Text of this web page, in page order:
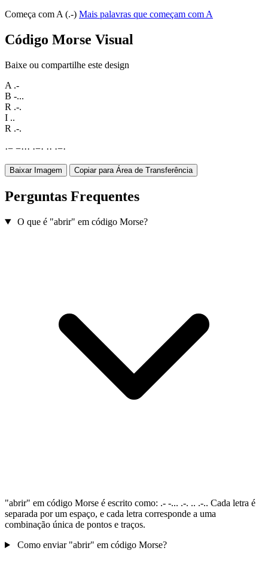
Começa com A (.-) Mais palavras que começam com A
Código Morse Visual
Baixe ou compartilhe este design
A .-
B -...
R .-.
I ..
R .-.
·− −··· ·−· ·· ·−·
Baixar Imagem Copiar para Área de Transferência
Perguntas Frequentes
O que é "abrir" em código Morse?
"abrir" em código Morse é escrito como: .- -... .-. .. .-.. Cada letra é
separada por um espaço, e cada letra corresponde a uma
combinação única de pontos e traços.
Como enviar "abrir" em código Morse?